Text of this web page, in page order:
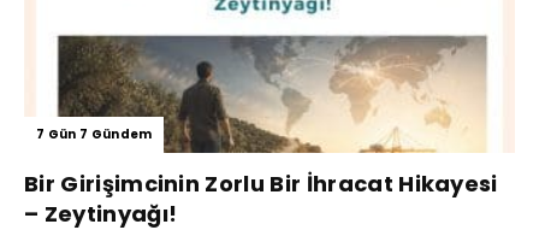
7 Gün 7 Gündem
Bir Girişimcinin Zorlu Bir İhracat Hikayesi
– Zeytinyağı!